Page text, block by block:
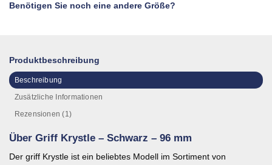
Benötigen Sie noch eine andere Größe?
Produktbeschreibung
Beschreibung
Zusätzliche Informationen
Rezensionen (1)
Über Griff Krystle – Schwarz – 96 mm
Der griff Krystle ist ein beliebtes Modell im Sortiment von